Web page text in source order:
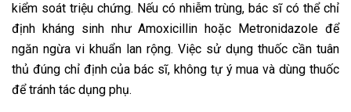
kiểm soát triệu chứng. Nếu có nhiễm trùng, bác sĩ có thể chỉ
định kháng sinh như Amoxicillin hoặc Metronidazole để
ngăn ngừa vi khuẩn lan rộng. Việc sử dụng thuốc cần tuân
thủ đúng chỉ định của bác sĩ, không tự ý mua và dùng thuốc
để tránh tác dụng phụ.